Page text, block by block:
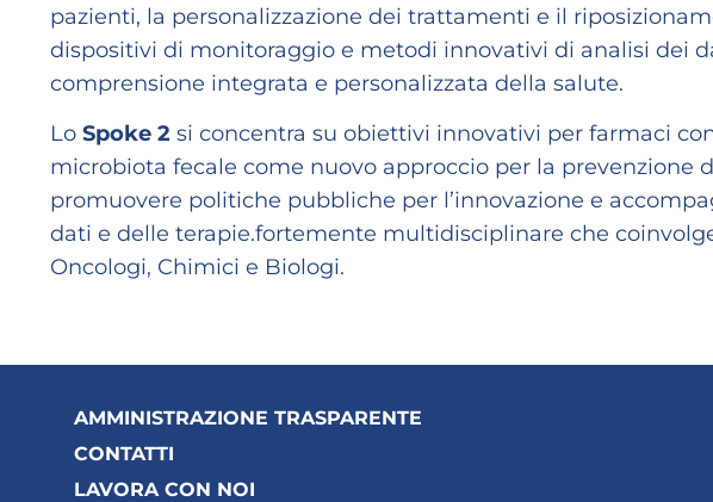
pazienti, la personalizzazione dei trattamenti e il
dispositivi di monitoraggio e metodi innovativi di analisi dei
comprensione integrata e personalizzata della salute.
Lo Spoke 2 si concentra su obiettivi innovativi per farmaci
microbiota fecale come nuovo approccio per la prevenzione
promuovere politiche pubbliche per l’innovazione e
dati e delle terapie.fortemente multidisciplinare che
Oncologi, Chimici e Biologi.
AMMINISTRAZIONE TRASPARENTE
CONTATTI
LAVORA CON NOI